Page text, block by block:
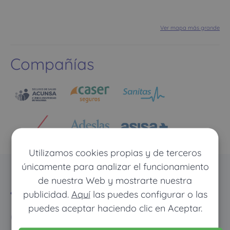
Utilizamos cookies propias y de terceros
únicamente para analizar el funcionamiento
de nuestra Web y mostrarte nuestra
publicidad. Aquílas puedes configurar o las
puedes aceptar haciendo clic en Aceptar.
Ver mapa más grande
Compañías
El ahorro inteligente
con los seguros de